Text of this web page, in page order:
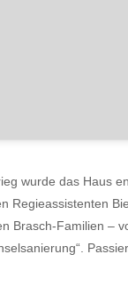
wurde das Haus
Regieassistenten
Brasch-Familien –